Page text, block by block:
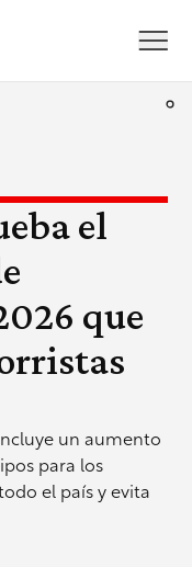
el
que
un aumento
para los
el país y evita